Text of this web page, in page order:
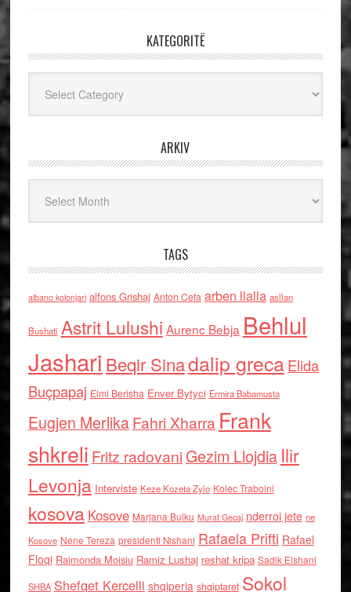
KATEGORITË
ARKIV
TAGS
albano kolonjari alfons Grishaj Anton Cefa arben llalla asllan
Bushati Astrit Lulushi Aurenc Bebja Behlul
Jashari Beqir Sinadalip grecaElida
Buçpapaj Elmi Berisha Enver Bytyci Ermira Babamusta
Eugjen MerlikaFahri Xharra Frank
shkreli Fritz radovaniGezim Llojdia Ilir
Levonja Interviste Keze Kozeta Zylo Kolec Traboini
kosova Kosove Marjana Bulku Murat Gecaj nderroi jete ne
Kosove Nene Tereza presidenti Nishani Rafaela Prifti Rafael
Floqi Raimonda Moisiu Ramiz Lushaj reshat kripa Sadik Elshani
SHBA Shefqet Kercelli shqiperia shqiptaret Sokol